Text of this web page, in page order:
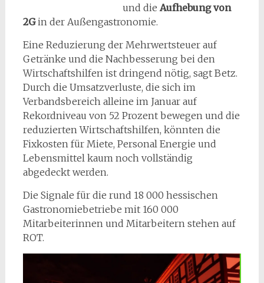
und die Aufhebung von
2Gin der Außengastronomie.
Eine Reduzierung der Mehrwertsteuer auf
Getränke und die Nachbesserung bei den
Wirtschaftshilfen ist dringend nötig, sagt Betz.
Durch die Umsatzverluste, die sich im
Verbandsbereich alleine im Januar auf
Rekordniveau von 52 Prozent bewegen und die
reduzierten Wirtschaftshilfen, könnten die
Fixkosten für Miete, Personal Energie und
Lebensmittel kaum noch vollständig
abgedeckt werden.
Die Signale für die rund 18 000 hessischen
Gastronomiebetriebe mit 160 000
Mitarbeiterinnen und Mitarbeitern stehen auf
ROT.